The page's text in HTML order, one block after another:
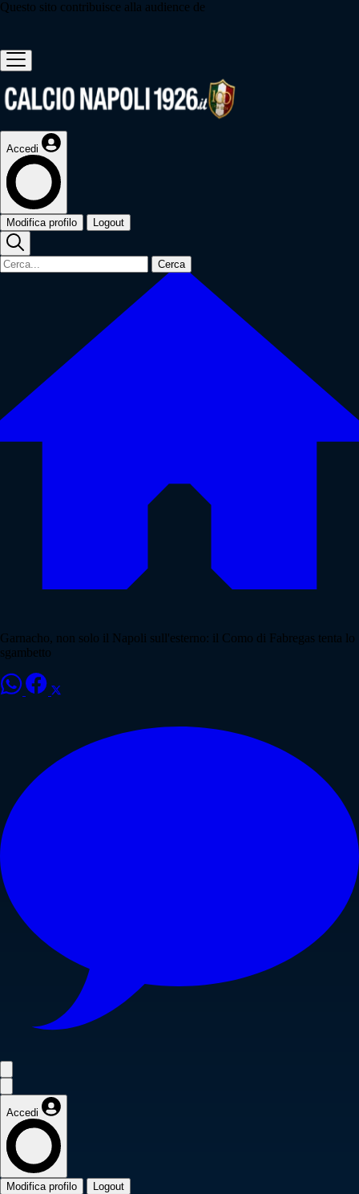
Questo sito contribuisce alla audience de
Accedi
Modifica profilo Logout
Cerca
Garnacho, non solo il Napoli sull'esterno: il Como di Fabregas tenta lo
sgambetto
Accedi
Modifica profilo Logout